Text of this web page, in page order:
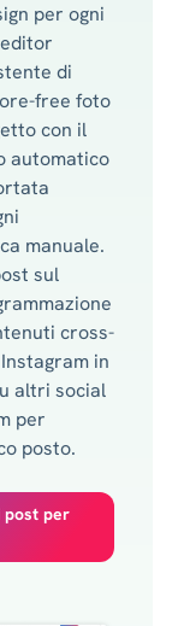
per ogni
di
free foto
con il
automatico
manuale.
sul
cross-
in
altri social
per
posto.
post per